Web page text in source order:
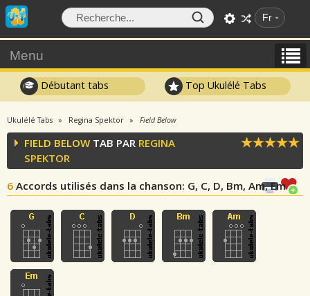
Fr
Menu
Débutant tabs Top Ukulélé Tabs
Ukulélé Tabs Regina Spektor Field Below
FIELD BELOW TAB PAR REGINA
SPEKTOR
6 Accords utilisés dans la chanson: G, C, D, Bm, Am, Em